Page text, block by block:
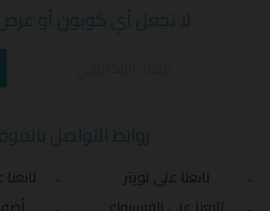
لا تجعل أي كوبون أو
روابط التواصل
تابعنا على تويتر